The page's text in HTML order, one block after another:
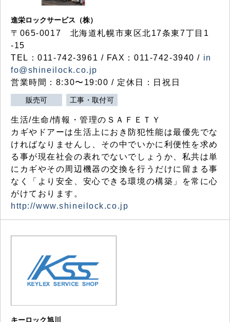
進栄ロックサービス（株）
〒065-0017 北海道札幌市東区北17条東7丁目1
-15
TEL：011-742-3961 / FAX：011-742-3940 / in
fo@shineilock.co.jp
営業時間：8:30〜19:00 / 定休日：日祝日
販売可 工事・取付可
生活/生命/情報・管理のＳＡＦＥＴＹ
カギやドアーは生活上におき防犯性能は最優先でな
ければなりませんし、その中でいかに利便性を求め
る事が現在社会の表れでないでしょうか、私共は単
にカギやその周辺機器の交換を行うだけに留まる事
なく「より安全、安心できる環境の構築」を常に心
がけております。
http://www.shineilock.co.jp
キーロック旭川